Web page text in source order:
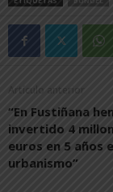
Artículo anterior
“En Fustiñana
invertido 4
euros en 5 años
urbanismo”